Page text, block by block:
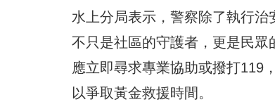
水上分局表示，警察除了執行
不只是社區的守護者，更是民眾
應立即尋求專業協助或撥打119
以爭取黃金救援時間。